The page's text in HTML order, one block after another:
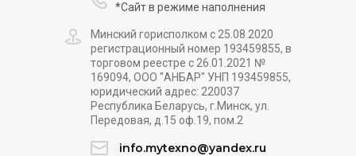
*Сайт в режиме наполнения
Минский горисполком с 25.08.2020
регистрационный номер 193459855, в
торговом реестре с 26.01.2021 №
169094, ООО "АНБАР" УНП 193459855,
юридический адрес: 220037
Республика Беларусь, г.Минск, ул.
Передовая, д.15 оф.19, пом.2
info.mytexno@yandex.ru